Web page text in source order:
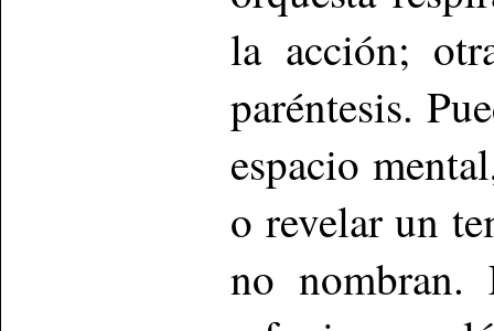
la acción;
paréntesis.
espacio
o revelar un
no nombran.